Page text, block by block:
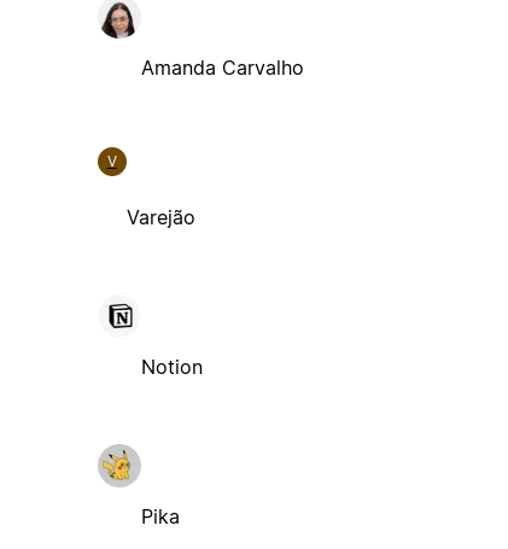
Amanda Carvalho
V
Varejão
Notion
Pika